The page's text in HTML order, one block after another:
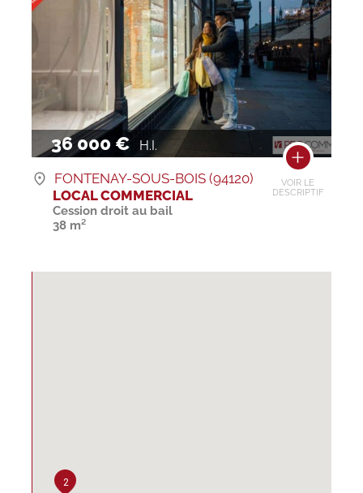
36 000 € H.I.
VOIR LE
DESCRIPTIF
FONTENAY-SOUS-BOIS (94120)
LOCAL COMMERCIAL
Cession droit au bail
38 m²
2